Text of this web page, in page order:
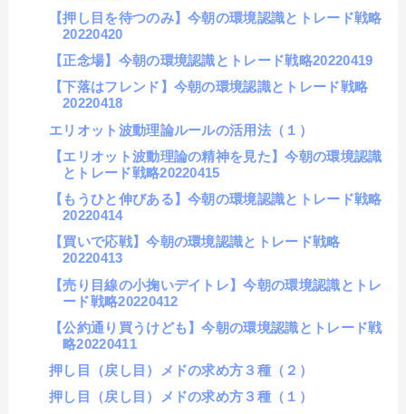
【押し目を待つのみ】今朝の環境認識とトレード戦略
20220420
【正念場】今朝の環境認識とトレード戦略20220419
【下落はフレンド】今朝の環境認識とトレード戦略
20220418
エリオット波動理論ルールの活用法（１）
【エリオット波動理論の精神を見た】今朝の環境認識
とトレード戦略20220415
【もうひと伸びある】今朝の環境認識とトレード戦略
20220414
【買いで応戦】今朝の環境認識とトレード戦略
20220413
【売り目線の小掬いデイトレ】今朝の環境認識とトレ
ード戦略20220412
【公約通り買うけども】今朝の環境認識とトレード戦
略20220411
押し目（戻し目）メドの求め方３種（２）
押し目（戻し目）メドの求め方３種（１）